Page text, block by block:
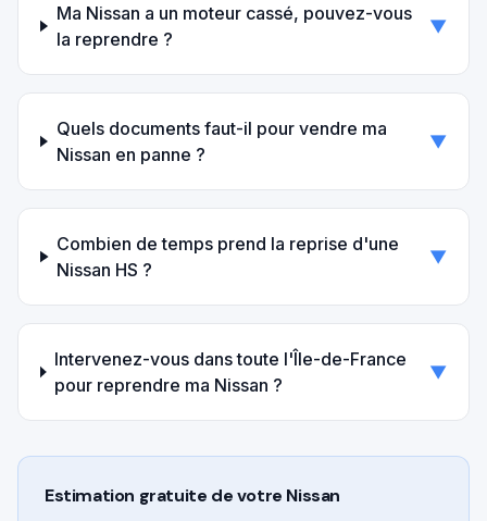
Ma Nissan a un moteur cassé, pouvez-vous
la reprendre ?
▼
Quels documents faut-il pour vendre ma
Nissan en panne ?
▼
Combien de temps prend la reprise d'une
Nissan HS ?
▼
Intervenez-vous dans toute l'Île-de-France
pour reprendre ma Nissan ?
▼
Estimation gratuite de votre Nissan